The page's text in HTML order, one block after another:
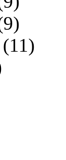
(11)